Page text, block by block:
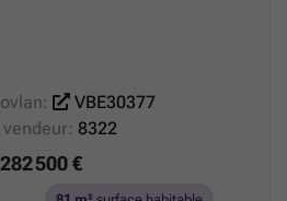
VBE30377
vendeur: 8322
282 500 €